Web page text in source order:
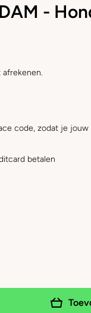
-
code, zodat je
betalen